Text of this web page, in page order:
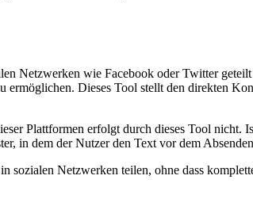
Netzwerken wie Facebook oder Twitter
Dieses Tool stellt den direkten
Plattformen erfolgt durch dieses Tool
in dem der Nutzer den Text vor dem
sozialen Netzwerken teilen, ohne dass